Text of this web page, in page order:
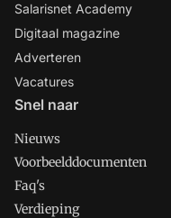
Salarisnet Academy
Digitaal magazine
Adverteren
Vacatures
Snel naar
Nieuws
Voorbeelddocumenten
Faq's
Verdieping